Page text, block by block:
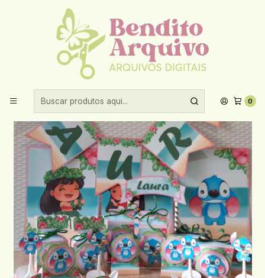
0
Aproveite 10% de desconto ao comprar acima de R$30,00!
Início Festas prontas Arquivo De Corte Lilo Stitch